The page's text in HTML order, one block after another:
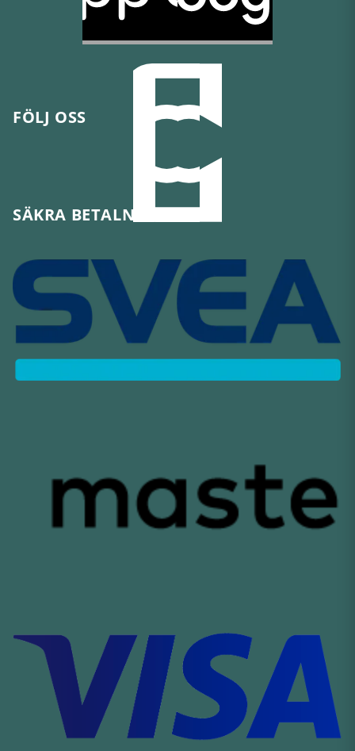
FÖLJ OSS
SÄKRA BETALNINGAR